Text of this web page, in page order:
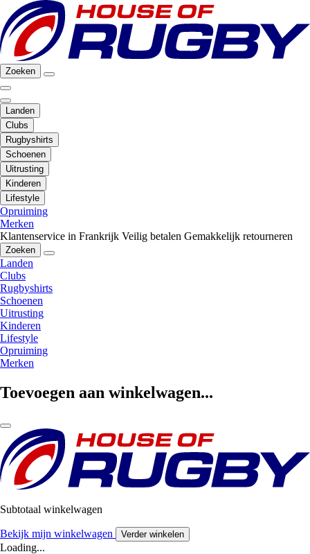
Zoeken
Landen
Clubs
Rugbyshirts
Schoenen
Uitrusting
Kinderen
Lifestyle
Opruiming
Merken
Klantenservice in Frankrijk Veilig betalen Gemakkelijk retourneren
Zoeken
Landen
Clubs
Rugbyshirts
Schoenen
Uitrusting
Kinderen
Lifestyle
Opruiming
Merken
Toevoegen aan winkelwagen...
Subtotaal winkelwagen
Bekijk mijn winkelwagen Verder winkelen
Loading...